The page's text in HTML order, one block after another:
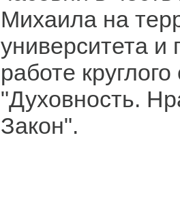
Михаила на
университета и
работе круглого
"Духовность.
Закон".